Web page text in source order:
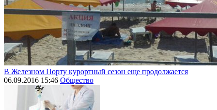
В Железном Порту курортный сезон еще продолжается
06.09.2016 15:46 Общество